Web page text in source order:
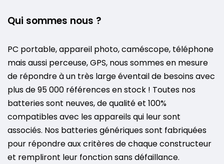
Qui sommes nous ?
PC portable, appareil photo, caméscope, téléphone
mais aussi perceuse, GPS, nous sommes en mesure
de répondre à un très large éventail de besoins avec
plus de 95 000 références en stock ! Toutes nos
batteries sont neuves, de qualité et 100%
compatibles avec les appareils qui leur sont
associés. Nos batteries génériques sont fabriquées
pour répondre aux critères de chaque constructeur
et rempliront leur fonction sans défaillance.